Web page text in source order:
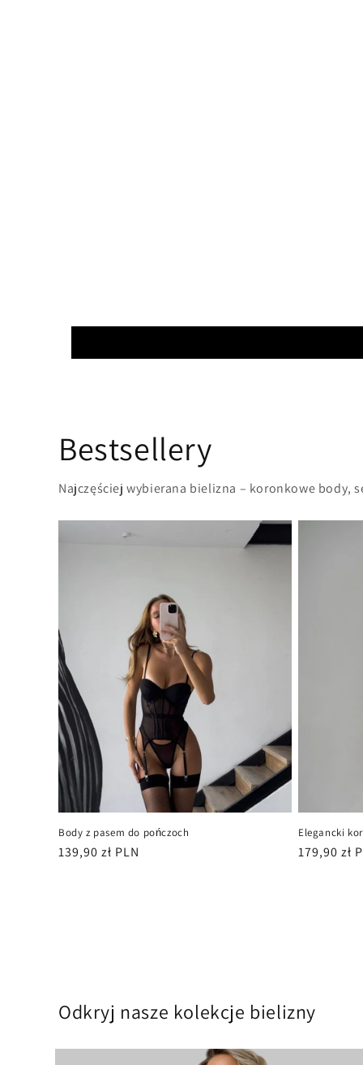
Bestsellery
Najczęściej wybierana bielizna – koronkowe body,
Body z pasem do pończoch
Cena
139,90 zł PLN
Elegancki
Cena
179,90 zł
Odkryj nasze kolekcje bielizny